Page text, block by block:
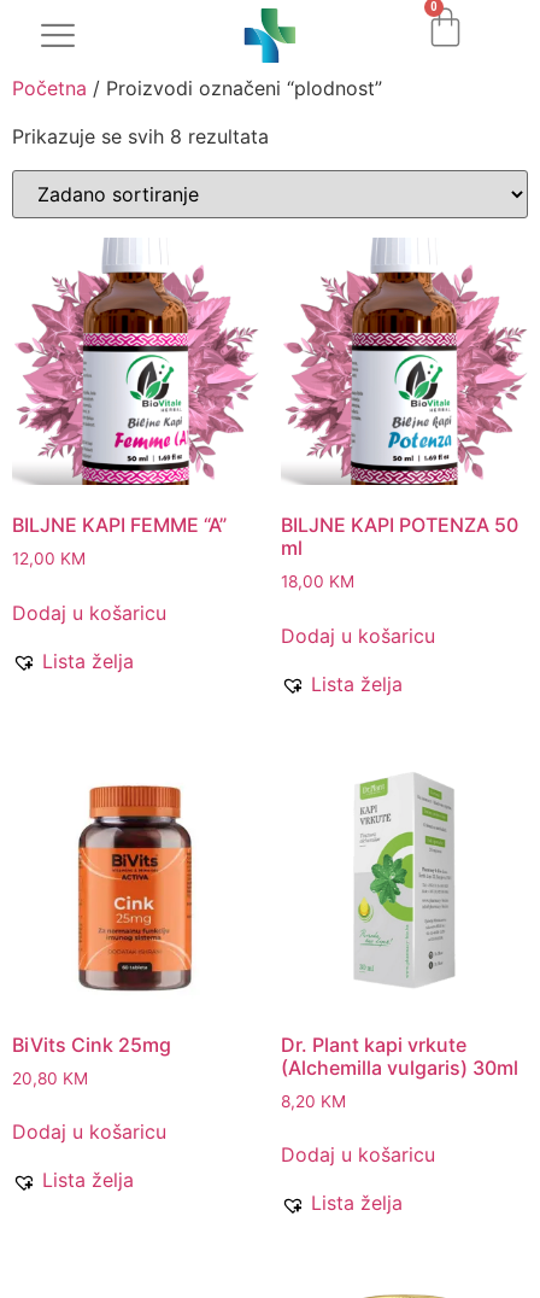
0
Početna / Proizvodi označeni “plodnost”
Prikazuje se svih 8 rezultata
BILJNE KAPI FEMME “A”
12,00 KM
Dodaj u košaricu
Lista želja
BILJNE KAPI POTENZA 50
ml
18,00 KM
Dodaj u košaricu
Lista želja
BiVits Cink 25mg
20,80 KM
Dodaj u košaricu
Lista želja
Dr. Plant kapi vrkute
(Alchemilla vulgaris) 30ml
8,20 KM
Dodaj u košaricu
Lista želja